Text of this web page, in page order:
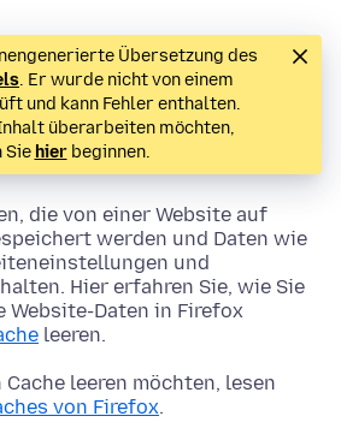
Übersetzung des
. Er wurde nicht von einem
und kann Fehler enthalten.
überarbeiten möchten,
Sie hierbeginnen.
die von einer Website auf
werden und Daten wie
und
Hier erfahren Sie, wie Sie
Website-Daten in Firefox
leeren.
Cache leeren möchten, lesen
von Firefox.